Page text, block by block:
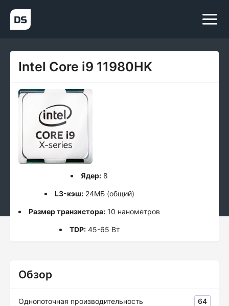
Intel Core i9 11980HK
Ядер: 8
L3-кэш:24МБ (общий)
Размер транзистора: 10 нанометров
TDP:45-65 Вт
Обзор
Однопоточная производительность 64